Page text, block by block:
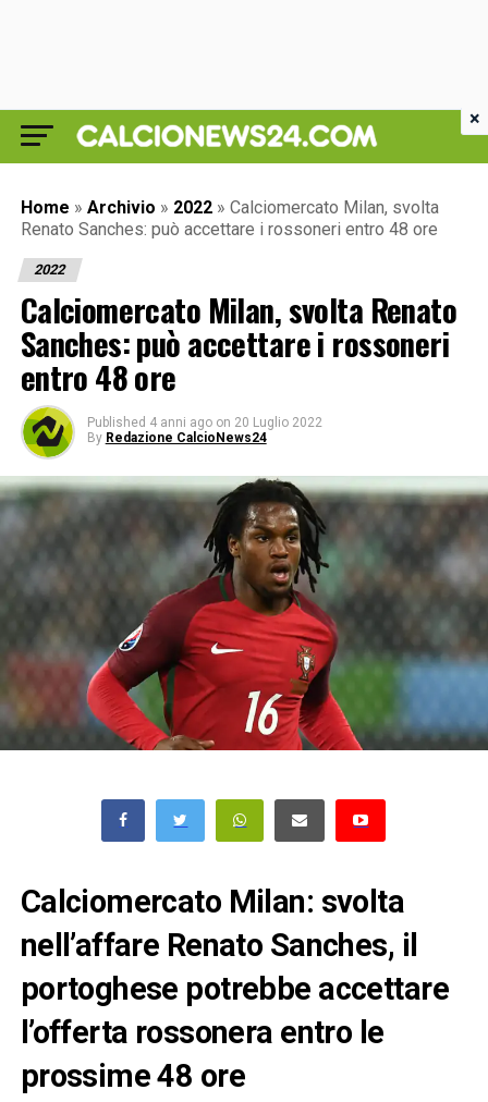
Home » Archivio » 2022 » Calciomercato Milan, svolta
Renato Sanches: può accettare i rossoneri entro 48 ore
2022
Calciomercato Milan, svolta Renato
Sanches: può accettare i rossoneri
entro 48 ore
Published 4 anni ago on 20 Luglio 2022
By Redazione CalcioNews24
Calciomercato Milan: svolta
nell’affare Renato Sanches, il
portoghese potrebbe accettare
l’offerta rossonera entro le
prossime 48 ore
×